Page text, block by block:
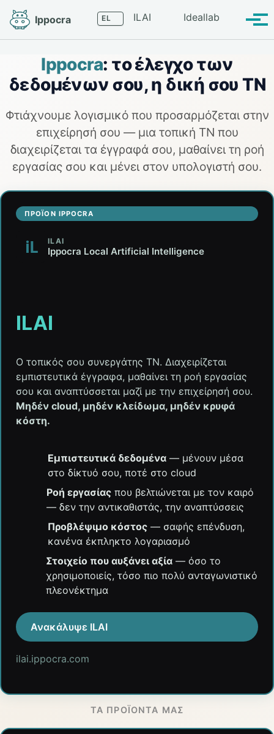
Skip
primary
Skip
content
Skip
footer
Ippocra LanguageILAI Ideallab
Ippocra: το έλεγχο των
δεδομένων σου, η δική σου ΤΝ
Φτιάχνουμε λογισμικό που προσαρμόζεται στην
επιχείρησή σου — μια τοπική ΤΝ που
διαχειρίζεται τα έγγραφά σου, μαθαίνει τη ροή
εργασίας σου και μένει στον υπολογιστή σου.
ΠΡΟΪΌΝ IPPOCRA
ILAI
Ippocra Local Artificial Intelligence
ILAI
Ο τοπικός σου συνεργάτης ΤΝ. Διαχειρίζεται
εμπιστευτικά έγγραφα, μαθαίνει τη ροή εργασίας
σου και αναπτύσσεται μαζί με την επιχείρησή σου.
Μηδέν cloud, μηδέν κλείδωμα, μηδέν κρυφά
κόστη.
Εμπιστευτικά δεδομένα — μένουν μέσα
στο δίκτυό σου, ποτέ στο cloud
Ροή εργασίας που βελτιώνεται με τον καιρό
— δεν την αντικαθιστάς, την αναπτύσσεις
Προβλέψιμο κόστος — σαφής επένδυση,
κανένα έκπληκτο λογαριασμό
Στοιχείο που αυξάνει αξία — όσο το
χρησιμοποιείς, τόσο πιο πολύ ανταγωνιστικό
πλεονέκτημα
Ανακάλυψε ILAI
ilai.ippocra.com
ΤΑ ΠΡΟΪΌΝΤΑ ΜΑΣ